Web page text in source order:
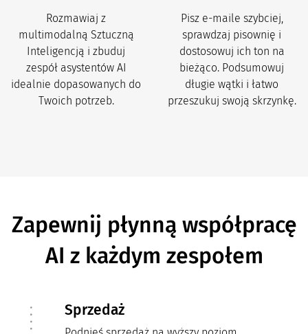
Rozmawiaj z
multimodalną Sztuczną
Inteligencją i zbuduj
zespół asystentów AI
idealnie dopasowanych do
Twoich potrzeb.
Pisz e-maile szybciej,
sprawdzaj pisownię i
dostosowuj ich ton na
bieżąco. Podsumowuj
długie wątki i łatwo
przeszukuj swoją skrzynkę.
Zapewnij płynną współpracę
AI z każdym zespołem
Sprzedaż